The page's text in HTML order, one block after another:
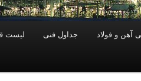
آهن و فولاد جداول فنی ليست